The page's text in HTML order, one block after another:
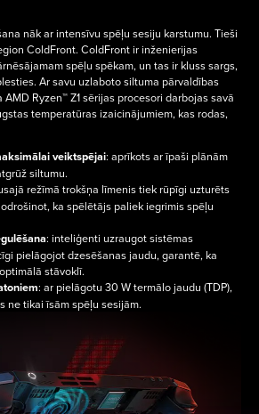
nāk ar intensīvu spēļu sesiju karstumu. Tieši
ColdFront. ColdFront ir inženierijas
spēļu spēkam, un tas ir kluss sargs,
Ar savu uzlaboto siltuma pārvaldības
Ryzen™ Z1 sērijas procesori darbojas savā
temperatūras izaicinājumiem, kas rodas,
veiktspējai: aprīkots ar īpaši plānām
siltumu.
režīmā trokšņa līmenis tiek rūpīgi uzturēts
ka spēlētājs paliek iegrimis spēļu
: inteliģenti uzraugot sistēmas
pielāgojot dzesēšanas jaudu, garantē, ka
stāvoklī.
: ar pielāgotu 30 W termālo jaudu (TDP),
ne tikai īsām spēļu sesijām.